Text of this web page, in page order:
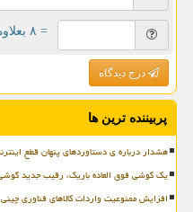
= ۸ بعلاوه ۴
درج دیدگاه
پربیننده ترین ها
هشدار درباره ی دستاوردهای پنهان قطع
یک گوشی فوق العاده باریک، رقیب جدید
افزایش ممنوعیت واردات کالاهای فناوری چینی